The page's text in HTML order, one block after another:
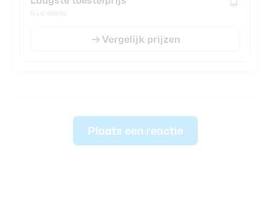
Nu € 999,90
Vergelijk prijzen
Plaats een reactie